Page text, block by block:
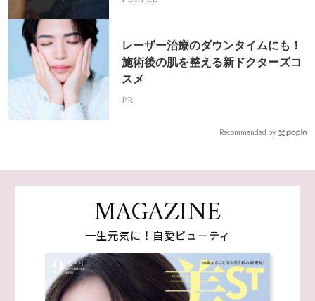
レーザー治療のダウンタイムにも！
施術後の肌を整える新ドクターズコ
スメ
PR
Recommended by
MAGAZINE
一生元気に！自愛ビューティ